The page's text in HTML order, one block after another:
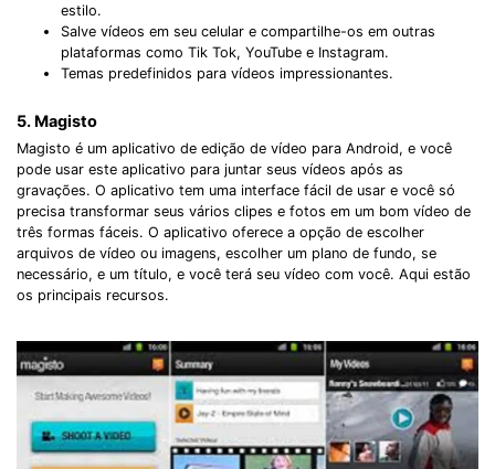
estilo.
Salve vídeos em seu celular e compartilhe-os em outras
plataformas como Tik Tok, YouTube e Instagram.
Temas predefinidos para vídeos impressionantes.
5. Magisto
Magisto é um aplicativo de edição de vídeo para Android, e você
pode usar este aplicativo para juntar seus vídeos após as
gravações. O aplicativo tem uma interface fácil de usar e você só
precisa transformar seus vários clipes e fotos em um bom vídeo de
três formas fáceis. O aplicativo oferece a opção de escolher
arquivos de vídeo ou imagens, escolher um plano de fundo, se
necessário, e um título, e você terá seu vídeo com você. Aqui estão
os principais recursos.